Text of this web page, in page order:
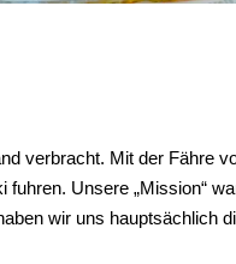
verbracht. Mit der Fähre
Unsere „Mission“
wir uns hauptsächlich